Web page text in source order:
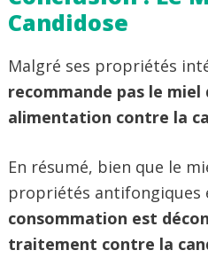
Candidose
Malgré ses propriétés
recommande pas le miel
alimentation contre la
En résumé, bien que le
propriétés antifongiques
consommation est
traitement contre la